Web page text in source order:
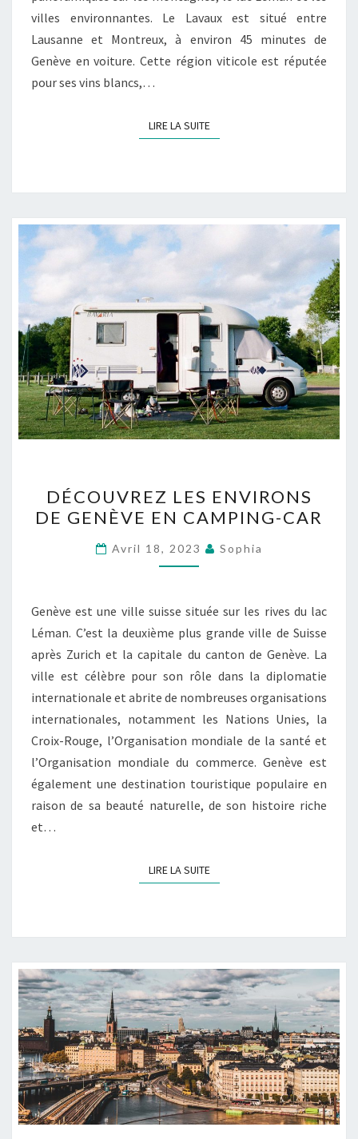
villes environnantes. Le Lavaux est situé entre
Lausanne et Montreux, à environ 45 minutes de
Genève en voiture. Cette région viticole est réputée
pour ses vins blancs,…
LIRE LA SUITELIRE LA SUITE
LES
ENVIRONS
DE
GENÈVE
CAMPING-
CAR
DÉCOUVREZ LES ENVIRONS
DE GENÈVE EN CAMPING-CAR
Avril 18, 2023 Sophia
Genève est une ville suisse située sur les rives du lac
Léman. C’est la deuxième plus grande ville de Suisse
après Zurich et la capitale du canton de Genève. La
ville est célèbre pour son rôle dans la diplomatie
internationale et abrite de nombreuses organisations
internationales, notamment les Nations Unies, la
Croix-Rouge, l’Organisation mondiale de la santé et
l’Organisation mondiale du commerce. Genève est
également une destination touristique populaire en
raison de sa beauté naturelle, de son histoire riche
et…
LIRE LA SUITELIRE LA SUITE